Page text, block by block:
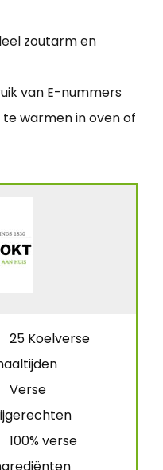
zoutarm en
van E-nummers
te warmen in oven of
25 Koelverse
Verse
100% verse